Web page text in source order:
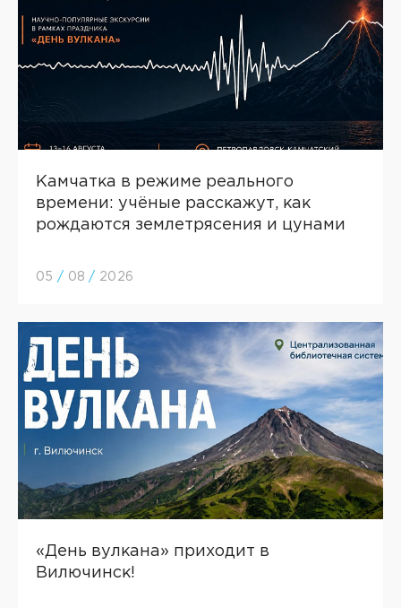
Камчатка в режиме реального
времени: учёные расскажут, как
рождаются землетрясения и цунами
05 / 08 / 2026
«День вулкана» приходит в
Вилючинск!